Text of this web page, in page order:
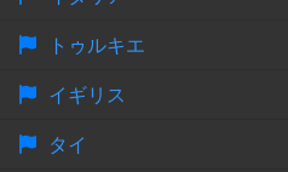
トゥルキエ
イギリス
タイ